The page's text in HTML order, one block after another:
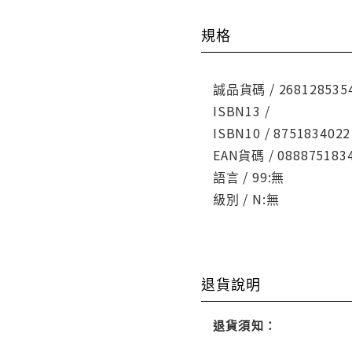
規格
誠品貨碼 /
ISBN13 /
ISBN10 / 8751834022
EAN貨碼 /
語言 / 99:無
級別 / N:無
退貨說明
退貨須知：